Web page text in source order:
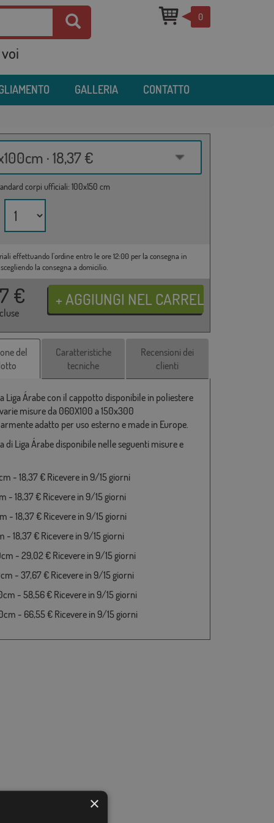
0
GALLERIA CONTATTO
· 18,37 €
corpi ufficiali: 100x150 cm
effettuando l'ordine entro le ore 12:00 per la consegna in
la consegna a domicilio.
€
del
Caratteristiche
tecniche
Recensioni dei
clienti
Liga Árabe con il cappotto disponibile in poliestere
misure da 060X100 a 150x300
adatto per uso esterno e made in Europe.
di Liga Árabe disponibile nelle seguenti misure e
- 18,37 € Ricevere in 9/15 giorni
- 18,37 € Ricevere in 9/15 giorni
- 18,37 € Ricevere in 9/15 giorni
- 18,37 € Ricevere in 9/15 giorni
- 29,02 € Ricevere in 9/15 giorni
- 37,67 € Ricevere in 9/15 giorni
- 58,56 € Ricevere in 9/15 giorni
- 66,55 € Ricevere in 9/15 giorni
×